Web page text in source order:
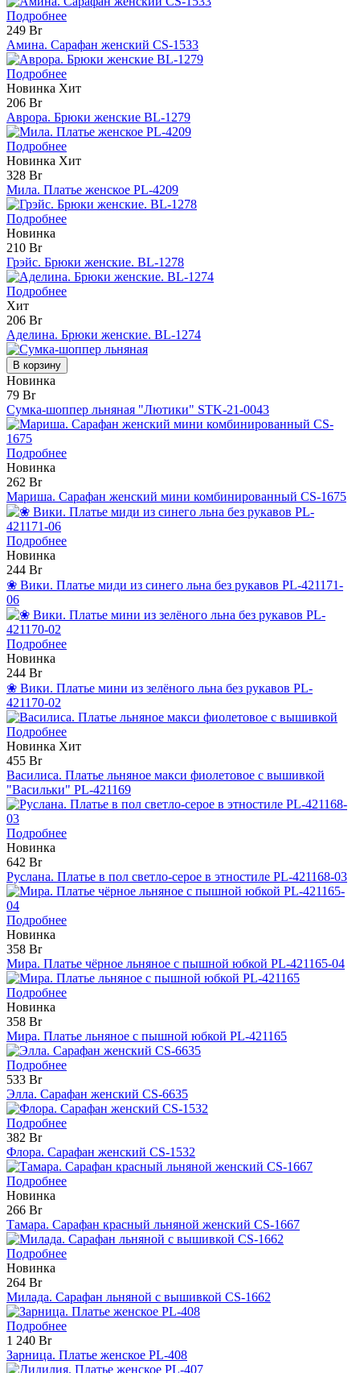
Подробнее
249 Br
Амина. Сарафан женский CS-1533
Подробнее
Новинка Хит
206 Br
Аврора. Брюки женские BL-1279
Подробнее
Новинка Хит
328 Br
Мила. Платье женское PL-4209
Подробнее
Новинка
210 Br
Грэйс. Брюки женские. BL-1278
Подробнее
Хит
206 Br
Аделина. Брюки женские. BL-1274
В корзину
Новинка
79 Br
Сумка-шоппер льняная "Лютики" STK-21-0043
Подробнее
Новинка
262 Br
Мариша. Сарафан женский мини комбинированный CS-1675
Подробнее
Новинка
244 Br
❀ Вики. Платье миди из синего льна без рукавов PL-421171-
06
Подробнее
Новинка
244 Br
❀ Вики. Платье мини из зелёного льна без рукавов PL-
421170-02
Подробнее
Новинка Хит
455 Br
Василиса. Платье льняное макси фиолетовое с вышивкой
"Васильки" PL-421169
Подробнее
Новинка
642 Br
Руслана. Платье в пол светло-серое в этностиле PL-421168-03
Подробнее
Новинка
358 Br
Мира. Платье чёрное льняное с пышной юбкой PL-421165-04
Подробнее
Новинка
358 Br
Мира. Платье льняное с пышной юбкой PL-421165
Подробнее
533 Br
Элла. Сарафан женский CS-6635
Подробнее
382 Br
Флора. Сарафан женский CS-1532
Подробнее
Новинка
266 Br
Тамара. Сарафан красный льняной женский CS-1667
Подробнее
Новинка
264 Br
Милада. Сарафан льняной с вышивкой CS-1662
Подробнее
1 240 Br
Зарница. Платье женское PL-408